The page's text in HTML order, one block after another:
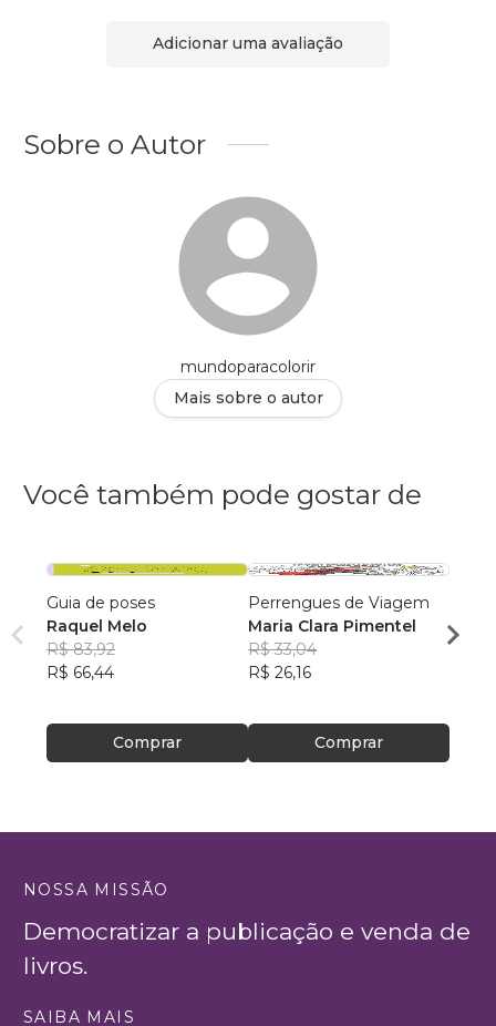
Adicionar uma avaliação
Sobre o Autor
mundoparacolorir
Mais sobre o autor
Você também pode gostar de
Guia de poses
Raquel Melo
R$ 83,92
R$ 66,44
Comprar
Perrengues de Viagem
Maria Clara Pimentel
R$ 33,04
R$ 26,16
Comprar
Pré-
NOSSA MISSÃO
Democratizar a publicação e venda de
livros.
SAIBA MAIS